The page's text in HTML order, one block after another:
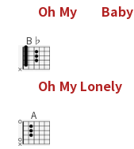
Oh My Baby
B♭
Oh My Lonely
A